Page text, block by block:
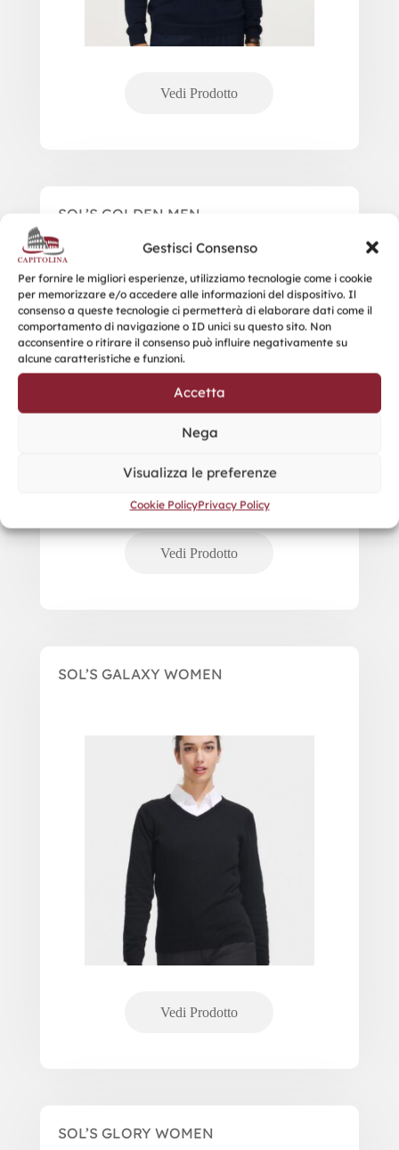
Gestisci Consenso
Per fornire le migliori esperienze, utilizziamo tecnologie come i cookie
per memorizzare e/o accedere alle informazioni del dispositivo. Il
consenso a queste tecnologie ci permetterà di elaborare dati come il
comportamento di navigazione o ID unici su questo sito. Non
acconsentire o ritirare il consenso può influire negativamente su
alcune caratteristiche e funzioni.
Accetta
Nega
Visualizza le preferenze
Cookie PolicyPrivacy Policy
SOL’S GOLDEN MEN
SOL’S GALAXY WOMEN
SOL’S GLORY WOMEN